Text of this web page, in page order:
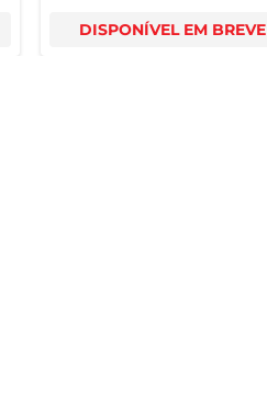
DISPONÍVEL EM BREVE